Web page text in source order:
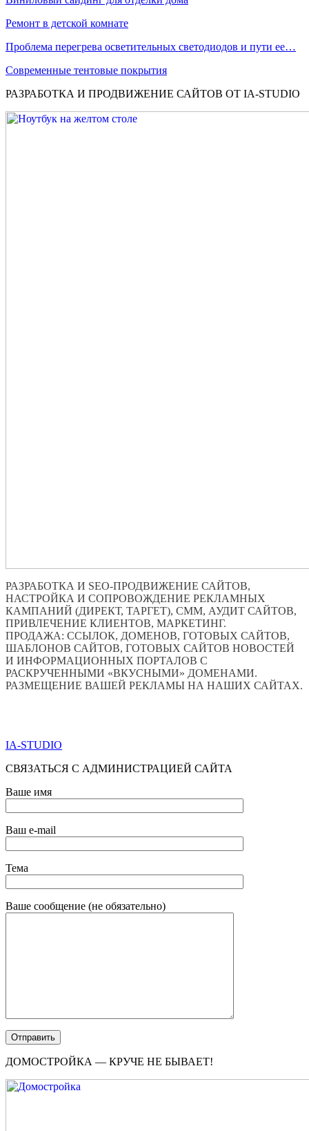
Ремонт в детской комнате
Проблема перегрева осветительных светодиодов и пути ее…
Современные тентовые покрытия
РАЗРАБОТКА И ПРОДВИЖЕНИЕ САЙТОВ ОТ IA-STUDIO
РАЗРАБОТКА И SEO-ПРОДВИЖЕНИЕ САЙТОВ,
НАСТРОЙКА И СОПРОВОЖДЕНИЕ РЕКЛАМНЫХ
КАМПАНИЙ (ДИРЕКТ, ТАРГЕТ), СММ, АУДИТ САЙТОВ,
ПРИВЛЕЧЕНИЕ КЛИЕНТОВ, МАРКЕТИНГ.
ПРОДАЖА: ССЫЛОК, ДОМЕНОВ, ГОТОВЫХ САЙТОВ,
ШАБЛОНОВ САЙТОВ, ГОТОВЫХ САЙТОВ НОВОСТЕЙ
И ИНФОРМАЦИОННЫХ ПОРТАЛОВ С
РАСКРУЧЕННЫМИ «ВКУСНЫМИ» ДОМЕНАМИ.
РАЗМЕЩЕНИЕ ВАШЕЙ РЕКЛАМЫ НА НАШИХ САЙТАХ.
IA-STUDIO
СВЯЗАТЬСЯ С АДМИНИСТРАЦИЕЙ САЙТА
Ваше имя
Ваш e-mail
Тема
Ваше сообщение (не обязательно)
ДОМОСТРОЙКА — КРУЧЕ НЕ БЫВАЕТ!